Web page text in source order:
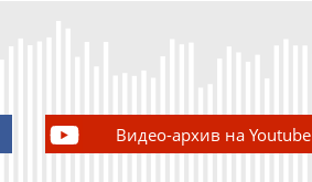
Видео-архив на Youtube